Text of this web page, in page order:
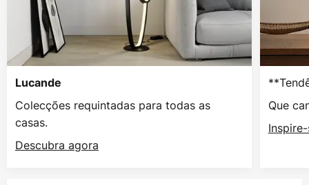
Lucande
Colecções requintadas para todas as
casas.
Descubra agora
Que